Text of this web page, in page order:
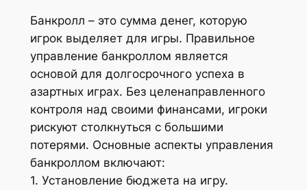
Банкролл – это сумма денег, которую
игрок выделяет для игры. Правильное
управление банкроллом является
основой для долгосрочного успеха в
азартных играх. Без целенаправленного
контроля над своими финансами, игроки
рискуют столкнуться с большими
потерями. Основные аспекты управления
банкроллом включают:
1. Установление бюджета на игру.